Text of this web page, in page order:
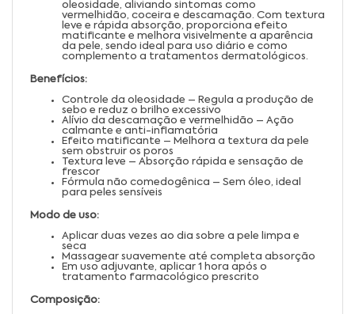
oleosidade, aliviando sintomas como
vermelhidão, coceira e descamação. Com textura
leve e rápida absorção, proporciona efeito
matificante e melhora visivelmente a aparência
da pele, sendo ideal para uso diário e como
complemento a tratamentos dermatológicos.
Benefícios:
Controle da oleosidade – Regula a produção de
sebo e reduz o brilho excessivo
Alívio da descamação e vermelhidão – Ação
calmante e anti-inflamatória
Efeito matificante – Melhora a textura da pele
sem obstruir os poros
Textura leve – Absorção rápida e sensação de
frescor
Fórmula não comedogênica – Sem óleo, ideal
para peles sensíveis
Modo de uso:
Aplicar duas vezes ao dia sobre a pele limpa e
seca
Massagear suavemente até completa absorção
Em uso adjuvante, aplicar 1 hora após o
tratamento farmacológico prescrito
Composição: